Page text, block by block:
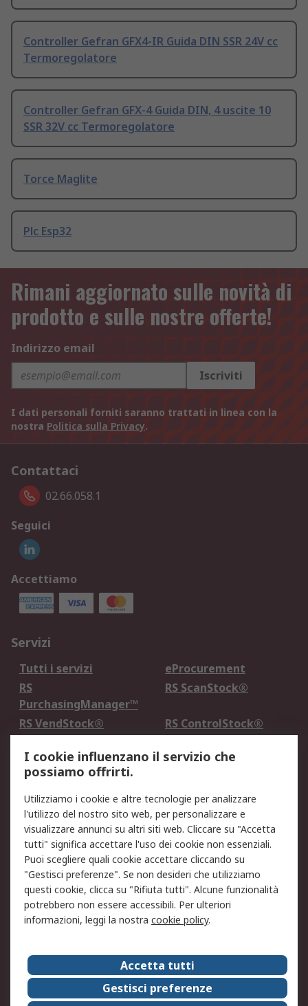
Controller Gefran GFX4-IR Guida DIN SSR 24V cc
Termoregolatore
Controller Gefran GFX-4 Guida DIN, 4 uscite 10
SSR 32V cc Termoregolatore
Torce Maglite
Plc Esp32
Rimani aggiornato sulle novità di
prodotto e sulle nostre offerte!
Indirizzo email
Iscriviti
I dati personali forniti saranno trattati in linea con la
nostra Politica sulla Privacy.
Contattaci
02.66.058.1
Seguici
Accettiamo
Servizi
Tutti i servizi
eProcurement
RS
PurchasingManager™
RS ScanStock®
RS VendStock®
RS ControlStock®
Legale
Informativa Cookie
Informativa Privacy -
Aggiornata
Email Security
Termini d'uso
Condizioni di vendita
Condizioni generali di
servizio
Etica e responsabilità
Chi Siamo
Chi Siamo
Contattaci
Supporto
ESG
Carriere
RS Group
I cookie influenzano il servizio che
possiamo offrirti.
Utilizziamo i cookie e altre tecnologie per analizzare
l'utilizzo del nostro sito web, per personalizzare e
visualizzare annunci su altri siti web. Cliccare su "Accetta
tutti" significa accettare l'uso dei cookie non essenziali.
Puoi scegliere quali cookie accettare cliccando su
"Gestisci preferenze". Se non desideri che utilizziamo
questi cookie, clicca su "Rifiuta tutti". Alcune funzionalità
potrebbero non essere accessibili. Per ulteriori
informazioni, leggi la nostra cookie policy.
Accetta tutti
Gestisci preferenze